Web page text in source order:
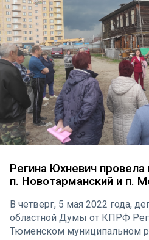
Регина Юхневич
п. Новотарманский и п.
В четверг, 5 мая 2022 года,
областной Думы от КПРФ
Тюменском муниципальном